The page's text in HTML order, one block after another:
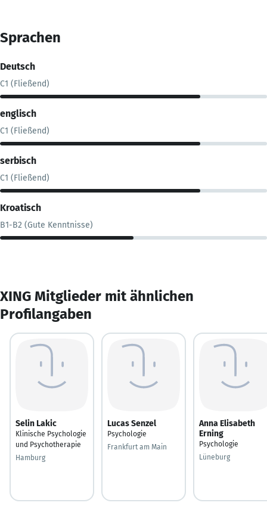
Sprachen
Deutsch
C1 (Fließend)
englisch
C1 (Fließend)
serbisch
C1 (Fließend)
Kroatisch
B1-B2 (Gute Kenntnisse)
XING Mitglieder mit ähnlichen
Profilangaben
Selin Lakic
Klinische Psychologie
und Psychotherapie
Hamburg
Lucas Senzel
Psychologie
Frankfurt am Main
Anna Elisabeth
Erning
Psychologie
Lüneburg